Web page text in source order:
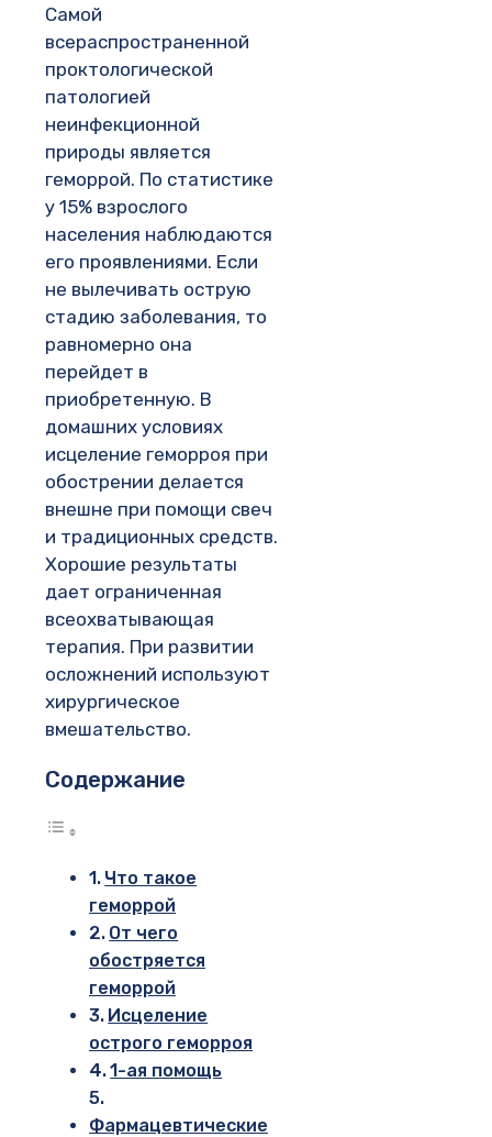
Самой
всераспространенной
проктологической
патологией
неинфекционной
природы является
геморрой. По статистике
у 15% взрослого
населения наблюдаются
его проявлениями. Если
не вылечивать острую
стадию заболевания, то
равномерно она
перейдет в
приобретенную. В
домашних условиях
исцеление геморроя при
обострении делается
внешне при помощи свеч
и традиционных средств.
Хорошие результаты
дает ограниченная
всеохватывающая
терапия. При развитии
осложнений используют
хирургическое
вмешательство.
Содержание
Что такое
геморрой
От чего
обостряется
геморрой
Исцеление
острого геморроя
1-ая помощь
Фармацевтические